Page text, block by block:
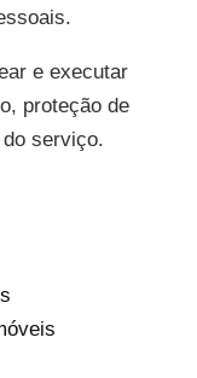
e executar
proteção de
serviço.